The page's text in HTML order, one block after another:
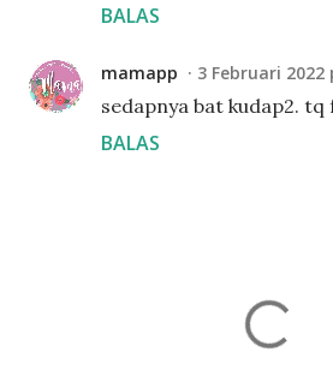
BALAS
mamapp 3 Februari 2022
sedapnya bat kudap2.
BALAS